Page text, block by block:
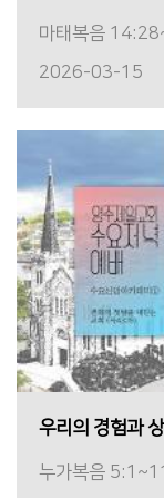
마태복음
2026-03-15
누가복음 5:1~11